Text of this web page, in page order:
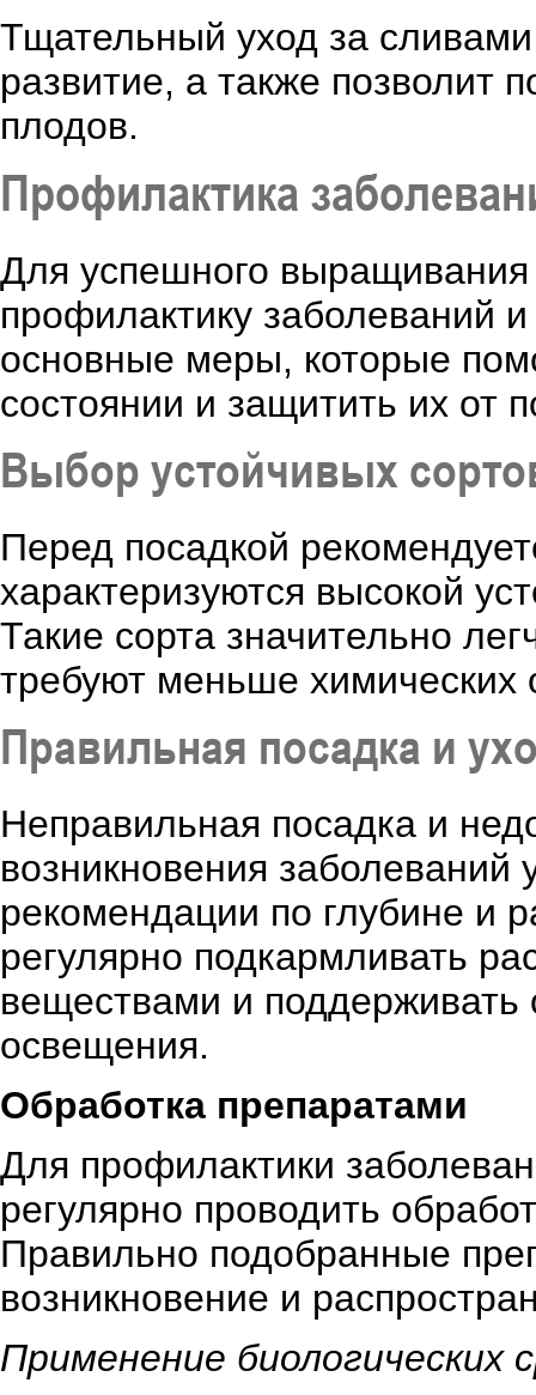
Тщательный уход за
развитие, а также позволит
плодов.
Профилактика
Для успешного
профилактику заболеваний
основные меры, которые
состоянии и защитить их от
Выбор устойчивых
Перед посадкой
характеризуются высокой
Такие сорта значительно
требуют меньше химических
Правильная посадка и
Неправильная посадка и
возникновения заболеваний
рекомендации по глубине и
регулярно подкармливать
веществами и
освещения.
Обработка препаратами
Для профилактики
регулярно проводить
Правильно подобранные
возникновение и
Применение